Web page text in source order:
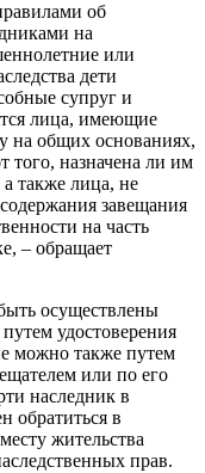
об
на
или
дети
супруг и
лица, имеющие
на общих основаниях,
того, назначена ли им
также лица, не
завещания
на часть
– обращает
осуществлены
удостоверения
можно также путем
или по его
наследник в
обратиться в
жительства
прав.